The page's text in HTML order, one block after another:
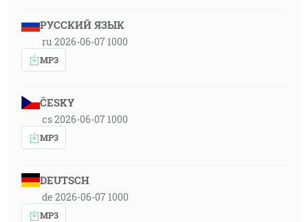
РУССКИЙ ЯЗЫК
ru 2026-06-07 1000
MP3
ČESKY
cs 2026-06-07 1000
MP3
DEUTSCH
de 2026-06-07 1000
MP3